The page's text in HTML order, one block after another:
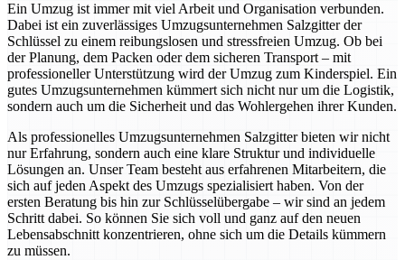
Ein Umzug ist immer mit viel Arbeit und Organisation verbunden.
Dabei ist ein zuverlässiges Umzugsunternehmen Salzgitter der
Schlüssel zu einem reibungslosen und stressfreien Umzug. Ob bei
der Planung, dem Packen oder dem sicheren Transport – mit
professioneller Unterstützung wird der Umzug zum Kinderspiel. Ein
gutes Umzugsunternehmen kümmert sich nicht nur um die Logistik,
sondern auch um die Sicherheit und das Wohlergehen ihrer Kunden.
Als professionelles Umzugsunternehmen Salzgitter bieten wir nicht
nur Erfahrung, sondern auch eine klare Struktur und individuelle
Lösungen an. Unser Team besteht aus erfahrenen Mitarbeitern, die
sich auf jeden Aspekt des Umzugs spezialisiert haben. Von der
ersten Beratung bis hin zur Schlüsselübergabe – wir sind an jedem
Schritt dabei. So können Sie sich voll und ganz auf den neuen
Lebensabschnitt konzentrieren, ohne sich um die Details kümmern
zu müssen.